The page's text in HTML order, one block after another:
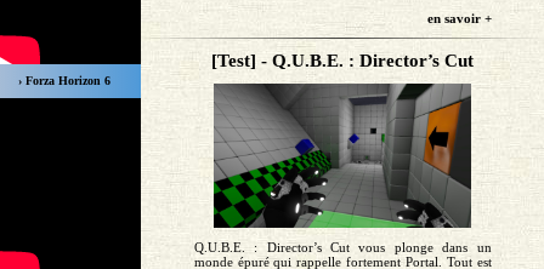
› Forza Horizon 6
en savoir +
[Test] - Q.U.B.E. : Director’s Cut
Q.U.B.E. : Director’s Cut vous plonge dans un
monde épuré qui rappelle fortement Portal. Tout est